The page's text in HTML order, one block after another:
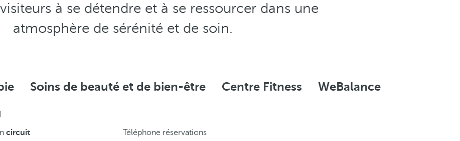
à se détendre et à se ressourcer dans une
atmosphère de sérénité et de soin.
Soins de beauté et de bien-être Centre Fitness
WeBalance
circuit
Téléphone réservations